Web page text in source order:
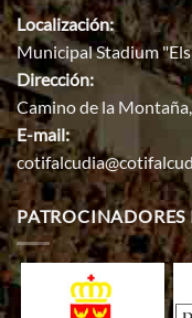
Localización:
Municipal Stadium
Dirección:
Camino de la
E-mail: